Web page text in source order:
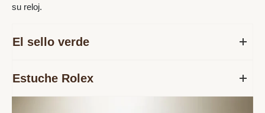
su reloj.
El sello verde
Estuche Rolex